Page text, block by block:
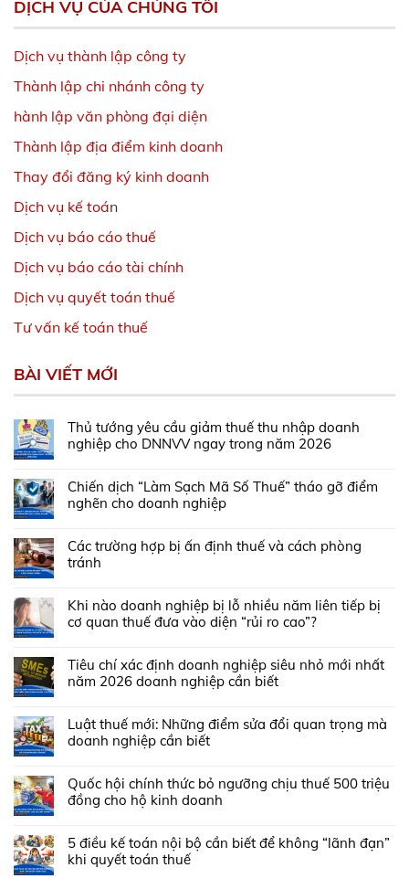
DỊCH VỤ CỦA CHÚNG TÔI
Dịch vụ thành lập công ty
Thành lập chi nhánh công ty
hành lập văn phòng đại diện
Thành lập địa điểm kinh doanh
Thay đổi đăng ký kinh doanh
Dịch vụ kế toán
Dịch vụ báo cáo thuế
Dịch vụ báo cáo tài chính
Dịch vụ quyết toán thuế
Tư vấn kế toán thuế
BÀI VIẾT MỚI
Thủ tướng yêu cầu giảm thuế thu nhập doanh
nghiệp cho DNNVV ngay trong năm 2026
Chiến dịch “Làm Sạch Mã Số Thuế” tháo gỡ điểm
nghẽn cho doanh nghiệp
Các trường hợp bị ấn định thuế và cách phòng
tránh
Khi nào doanh nghiệp bị lỗ nhiều năm liên tiếp bị
cơ quan thuế đưa vào diện “rủi ro cao”?
Tiêu chí xác định doanh nghiệp siêu nhỏ mới nhất
năm 2026 doanh nghiệp cần biết
Luật thuế mới: Những điểm sửa đổi quan trọng mà
doanh nghiệp cần biết
Quốc hội chính thức bỏ ngưỡng chịu thuế 500 triệu
đồng cho hộ kinh doanh
5 điều kế toán nội bộ cần biết để không “lãnh đạn”
khi quyết toán thuế